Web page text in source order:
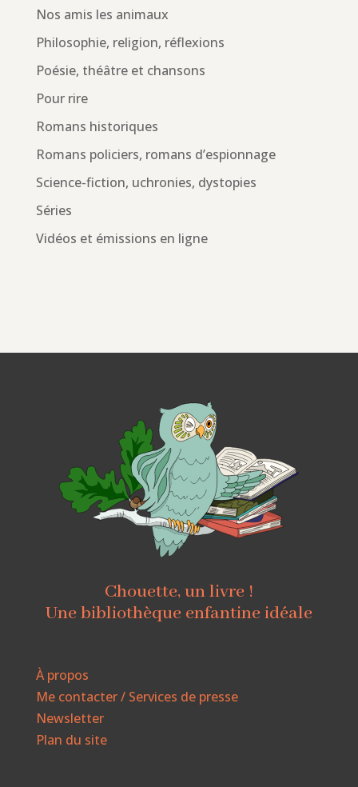
Nos amis les animaux
Philosophie, religion, réflexions
Poésie, théâtre et chansons
Pour rire
Romans historiques
Romans policiers, romans d’espionnage
Science-fiction, uchronies, dystopies
Séries
Vidéos et émissions en ligne
Chouette, un livre !
Une bibliothèque enfantine idéale
À propos
Me contacter / Services de presse
Newsletter
Plan du site